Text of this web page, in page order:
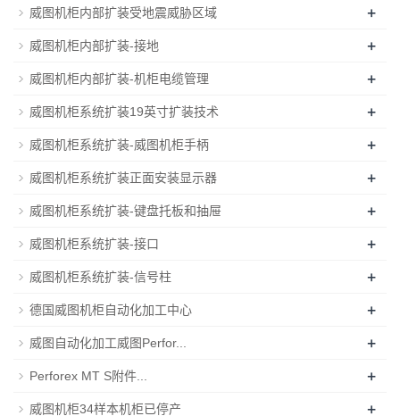
威图机柜内部扩装受地震威胁区域 +
威图机柜内部扩装-接地 +
威图机柜内部扩装-机柜电缆管理 +
威图机柜系统扩装19英寸扩装技术 +
威图机柜系统扩装-威图机柜手柄 +
威图机柜系统扩装正面安装显示器 +
威图机柜系统扩装-键盘托板和抽屉 +
威图机柜系统扩装-接口 +
威图机柜系统扩装-信号柱 +
德国威图机柜自动化加工中心 +
威图自动化加工威图Perfor... +
Perforex MT S附件... +
威图机柜34样本机柜已停产 +